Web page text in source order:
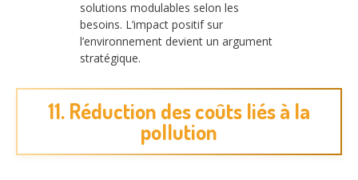
solutions modulables selon les
besoins. L’impact positif sur
l’environnement devient un argument
stratégique.
11. Réduction des coûts liés à la
pollution